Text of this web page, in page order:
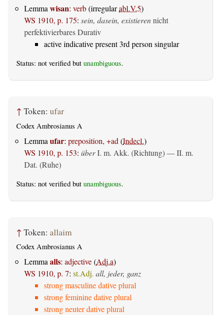
Lemma wisan: verb(irregularabl.V.5)
WS 1910, p. 175: sein, dasein, existierennicht
perfektivierbares Durativ
active indicative present 3rd person singular
Status: not verified but unambiguous.
↑ Token: ufar
Codex Ambrosianus A
Lemma ufar: preposition, +ad (Indecl.)
WS 1910, p. 153: überI. m. Akk. (Richtung)— II. m.
Dat. (Ruhe)
Status: not verified but unambiguous.
↑ Token: allaim
Codex Ambrosianus A
Lemmaalls: adjective(Adj.a)
WS 1910, p. 7: st.Adj. all, jeder, ganz
strong masculine dative plural
strong feminine dative plural
strong neuter dative plural